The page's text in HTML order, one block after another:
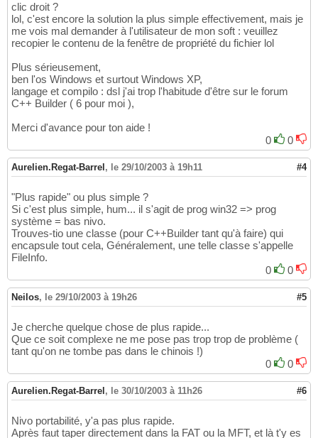
clic droit ?
lol, c'est encore la solution la plus simple effectivement, mais je
me vois mal demander à l'utilisateur de mon soft : veuillez
recopier le contenu de la fenêtre de propriété du fichier lol
Plus sérieusement,
ben l'os Windows et surtout Windows XP,
langage et compilo : dsl j'ai trop l'habitude d'être sur le forum
C++ Builder ( 6 pour moi ),
Merci d'avance pour ton aide !
0
0
Aurelien.Regat-Barrel , le 29/10/2003 à 19h11 #4
"Plus rapide" ou plus simple ?
Si c'est plus simple, hum... il s'agit de prog win32 => prog
système = bas nivo.
Trouves-tio une classe (pour C++Builder tant qu'à faire) qui
encapsule tout cela, Généralement, une telle classe s'appelle
FileInfo.
0
0
Neilos, le 29/10/2003 à 19h26 #5
Je cherche quelque chose de plus rapide...
Que ce soit complexe ne me pose pas trop trop de problème (
tant qu'on ne tombe pas dans le chinois !)
0
0
Aurelien.Regat-Barrel , le 30/10/2003 à 11h26 #6
Nivo portabilité, y'a pas plus rapide.
Après faut taper directement dans la FAT ou la MFT, et là t'y es